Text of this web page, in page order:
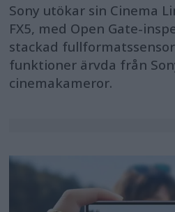
Sony utökar sin Cinema
FX5, med Open Gate-
stackad
funktioner ärvda från
cinemakameror.